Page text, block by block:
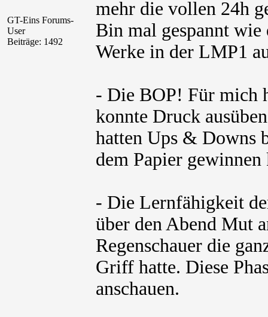
GT-Eins Forums-
User
Beiträge: 1492
mehr die vollen 24h
Bin mal gespannt
Werke in der LMP1
- Die BOP! Für mich
konnte Druck
hatten Ups & Downs
dem Papier gewinnen
- Die Lernfähigkeit
über den Abend Mut
Regenschauer die
Griff hatte. Diese
anschauen.